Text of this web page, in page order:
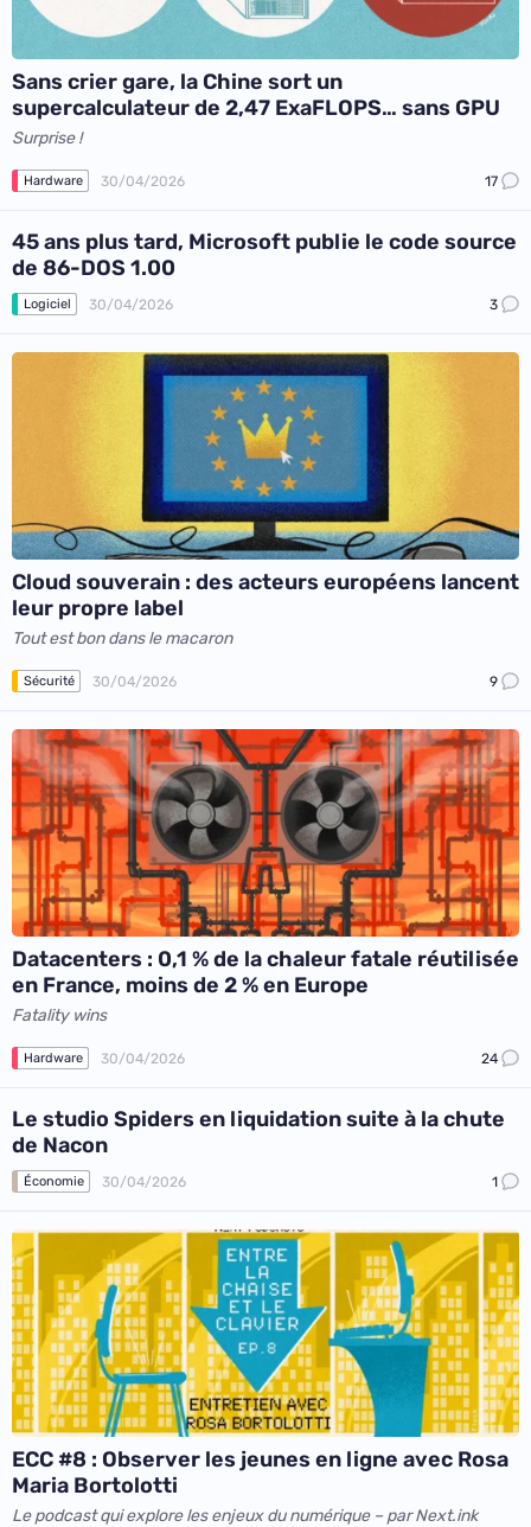
Sans crier gare, la Chine sort un
supercalculateur de 2,47 ExaFLOPS… sans GPU
Surprise !
Hardware 30/04/2026 17
45 ans plus tard, Microsoft publie le code source
de 86-DOS 1.00
Logiciel 30/04/2026 3
Cloud souverain : des acteurs européens lancent
leur propre label
Tout est bon dans le macaron
Sécurité 30/04/2026 9
Datacenters : 0,1 % de la chaleur fatale réutilisée
en France, moins de 2 % en Europe
Fatality wins
Hardware 30/04/2026 24
Le studio Spiders en liquidation suite à la chute
de Nacon
Économie 30/04/2026 1
ECC #8 : Observer les jeunes en ligne avec Rosa
Maria Bortolotti
Le podcast qui explore les enjeux du numérique – par Next.ink